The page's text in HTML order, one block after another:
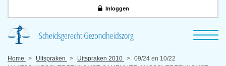
Inloggen
Home Uitspraken Uitspraken 2010
09/24 en 10/22